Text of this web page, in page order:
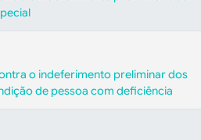
o indeferimento preliminar dos
de pessoa com deficiência